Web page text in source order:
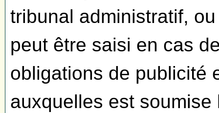
tribunal administratif,
peut être saisi en cas
obligations de publicité
auxquelles est